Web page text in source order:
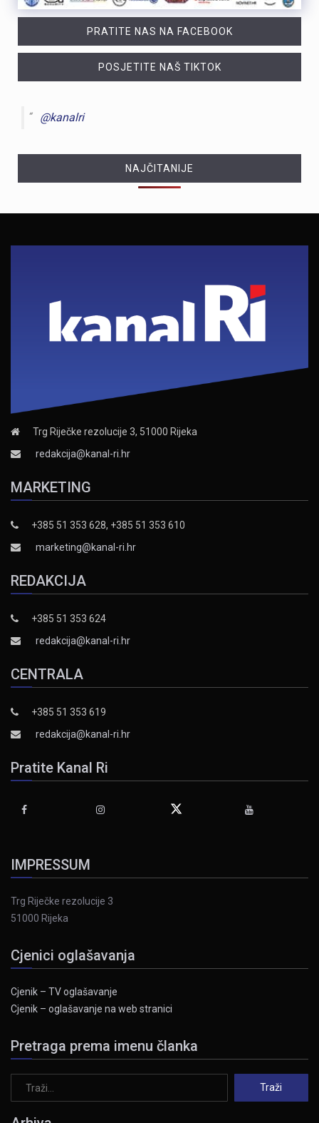
PRATITE NAS NA FACEBOOK
POSJETITE NAŠ TIKTOK
@kanalri
NAJČITANIJE
Trg Riječke rezolucije 3, 51000 Rijeka
redakcija@kanal-ri.hr
MARKETING
+385 51 353 628, +385 51 353 610
marketing@kanal-ri.hr
REDAKCIJA
+385 51 353 624
redakcija@kanal-ri.hr
CENTRALA
+385 51 353 619
redakcija@kanal-ri.hr
Pratite Kanal Ri
IMPRESSUM
Trg Riječke rezolucije 3
51000 Rijeka
Cjenici oglašavanja
Cjenik – TV oglašavanje
Cjenik – oglašavanje na web stranici
Pretraga prema imenu članka